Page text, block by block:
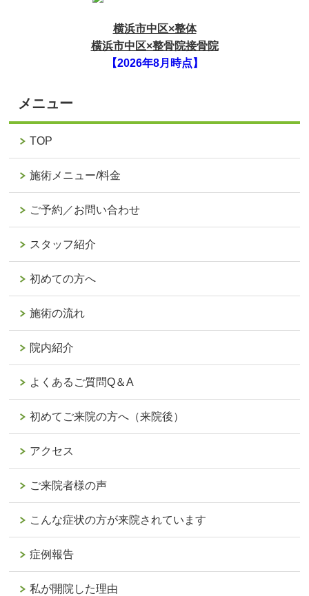
横浜市中区×整体
横浜市中区×整骨院接骨院
【2026年8月時点】
メニュー
TOP
施術メニュー/料金
ご予約／お問い合わせ
スタッフ紹介
初めての方へ
施術の流れ
院内紹介
よくあるご質問Q＆A
初めてご来院の方へ（来院後）
アクセス
ご来院者様の声
こんな症状の方が来院されています
症例報告
私が開院した理由